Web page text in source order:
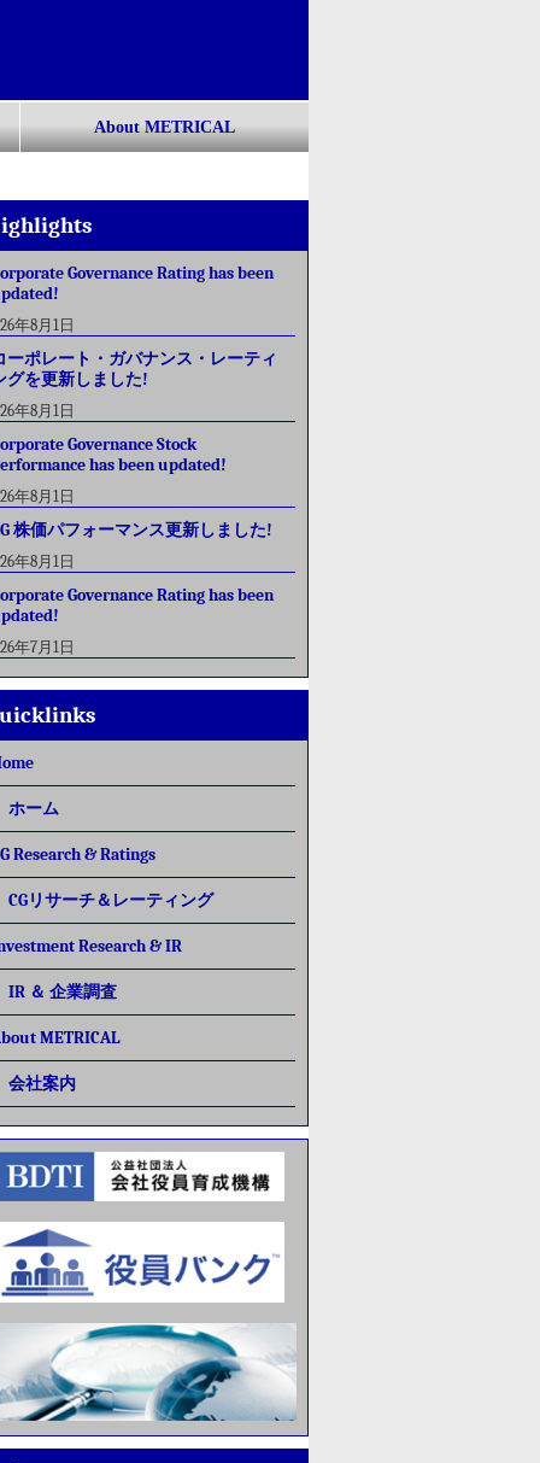
About METRICAL
Governance Rating has been
年8月1日
ーポレート・ガバナンス・レーティ
グを更新しました!
年8月1日
Governance Stock
has been updated!
年8月1日
株価パフォーマンス更新しました!
年8月1日
Governance Rating has been
年7月1日
ホーム
Research & Ratings
CGリサーチ＆レーティング
Research & IR
IR ＆ 企業調査
METRICAL
会社案内